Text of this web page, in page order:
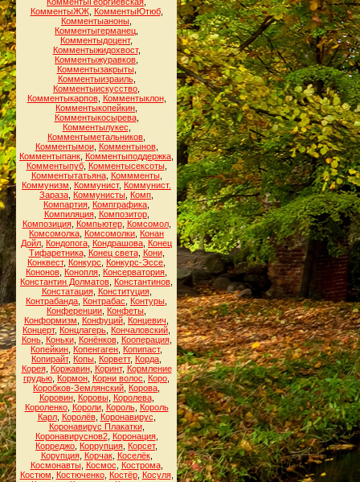
КомментыЖЖ, КомментыЮтюб,
Комментыаноны
Комментыгерманец
Комментыдоцент,
Комментыжидохвост,
Комментыжуравков
Комментызакрыты,
Комментыизраиль,
Комментыискусство
Комментыкарпов, Комментыклон,
Комментыкопейкин
Комментыкосырева,
Комментылукес
Комментыметальников
Комментымои, Комментынов,
Комментыпанк Комментыподдержка
Комментыпуб, Комментысексоты,
Комментытатьяна, Коммменты,
Коммунизм
Коммунист, Коммунист.
Зараза Коммунисты Комп
Компартия Компграфика
Компиляция, Композитор,
Композиция, Компьютер, Комсомол,
Комсомолка Комсомолки Конан
Дойл Кондопога Кондрашова Конец
Тифаретника, Конец света, Кони,
Конквест, Конкурс Конкурс-Эссе
Кононов Конопля Консерватория
Константин Долматов Константинов
Констатация, Конституция,
Контрабанда Контрабас Контуры
Конференции Конфеты
Конформизм
Конфуций Концевич
Концерт, Концлагерь Кончаловский
Конь, Коньки, Конёнков, Кооперация,
Копейкин Копенгаген Копипаст,
Копирайт, Копы Корветт, Корда
Корея, Коржавин, Коринт, Кормление
грудью Кормон Корни волос Коро
Коробков-Землянский Корова
Коровин, Коровы, Королева,
Короленко, Короли, Король, Король
Карл, Королёв, Коронавирус
Коронавирус Плакатки,
Коронавируснов2, Коронация,
Корреджо Коррупция Корсет,
Корупция, Корчак, Коселёк,
Космонавты, Космос Кострома,
Костюм
Костюченко, Костёр, Косуля,